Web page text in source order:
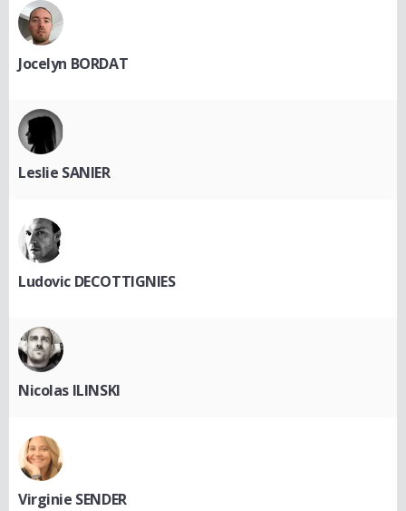
Jocelyn BORDAT
Leslie SANIER
Ludovic DECOTTIGNIES
Nicolas ILINSKI
Virginie SENDER